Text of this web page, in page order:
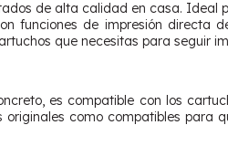
de alta calidad en casa.
funciones de impresión directa
que necesitas para seguir
es compatible con los
como compatibles para